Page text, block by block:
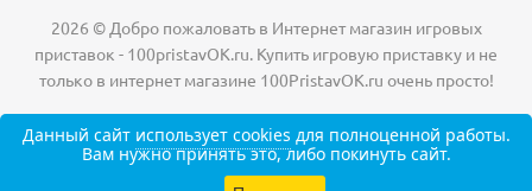
2026 © Добро пожаловать в Интернет магазин игровых
приставок - 100pristavOK.ru. Купить игровую приставку и не
только в интернет магазине 100PristavOK.ru очень просто!
Данный сайт использует cookies для полноценной работы.
Вам нужно принять это, либо покинуть сайт.